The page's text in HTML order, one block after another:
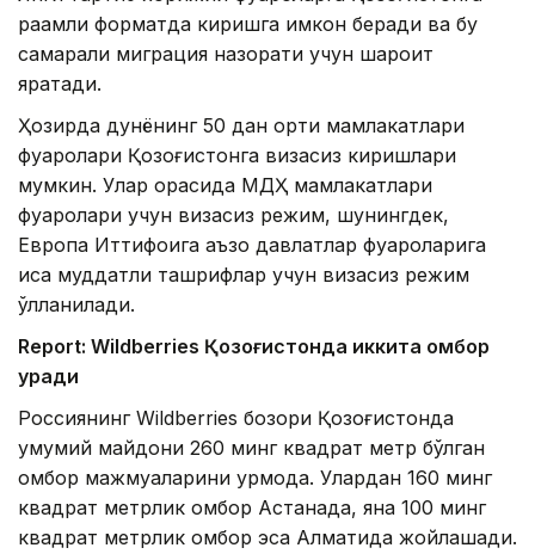
рақамли форматда киришга имкон беради ва бу
самарали миграция назорати учун шароит
яратади.
Ҳозирда дунёнинг 50 дан ортиқ мамлакатлари
фуқаролари Қозоғистонга визасиз киришлари
мумкин. Улар орасида МДҲ мамлакатлари
фуқаролари учун визасиз режим, шунингдек,
Европа Иттифоқига аъзо давлатлар фуқароларига
қисқа муддатли ташрифлар учун визасиз режим
қўлланилади.
Report: Wildberries Қозоғистонда иккита омбор
қуради
Россиянинг Wildberries бозори Қозоғистонда
умумий майдони 260 минг квадрат метр бўлган
омбор мажмуаларини қурмоқда. Улардан 160 минг
квадрат метрлик омбор Астанада, яна 100 минг
квадрат метрлик омбор эса Алматида жойлашади.